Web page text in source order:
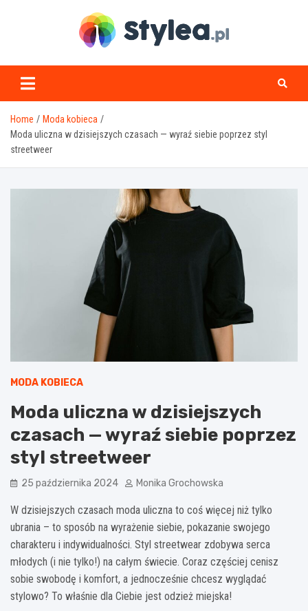
stylea.pl
Home
Moda kobieca
Moda uliczna w dzisiejszych czasach — wyraź siebie poprzez styl
streetweer
MODA KOBIECA
Moda uliczna w dzisiejszych
czasach — wyraź siebie poprzez
styl streetweer
25 października 2024 Monika Grochowska
W dzisiejszych czasach moda uliczna to coś więcej niż tylko
ubrania – to sposób na wyrażenie siebie, pokazanie swojego
charakteru i indywidualności. Styl streetwear zdobywa serca
młodych (i nie tylko!) na całym świecie. Coraz częściej cenisz
sobie swobodę i komfort, a jednocześnie chcesz wyglądać
stylowo? To właśnie dla Ciebie jest odzież miejska!